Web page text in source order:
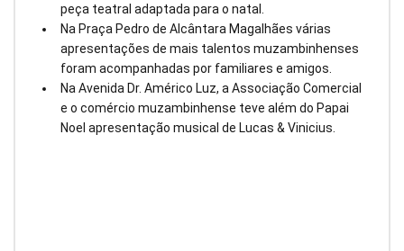
peça teatral adaptada para o natal.
Na Praça Pedro de Alcântara Magalhães várias
apresentações de mais talentos muzambinhenses
foram acompanhadas por familiares e amigos.
Na Avenida Dr. Américo Luz, a Associação Comercial
e o comércio muzambinhense teve além do Papai
Noel apresentação musical de Lucas & Vinicius.